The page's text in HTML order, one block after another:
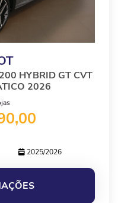
HYBRID GT CVT
2026
2025/2026